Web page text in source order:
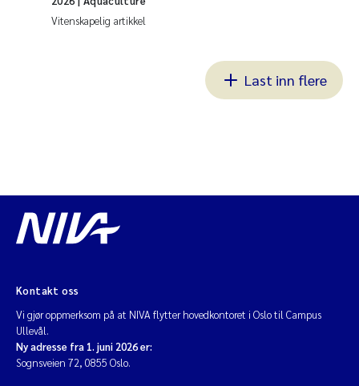
Vitenskapelig artikkel
Last inn flere
Kontakt oss
Vi gjør oppmerksom på at NIVA flytter hovedkontoret i Oslo til Campus
Ullevål.
Ny adresse fra 1. juni 2026 er:
Sognsveien 72, 0855 Oslo.